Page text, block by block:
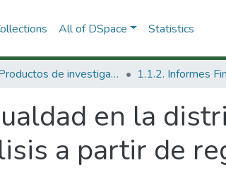
All of DSpace Statistics
1.1 Productos de investigación 1.1.2. Informes
en la
a partir de